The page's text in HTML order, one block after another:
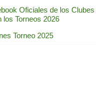
Oficiales de los Clubes
los Torneos 2026
Torneo 2025